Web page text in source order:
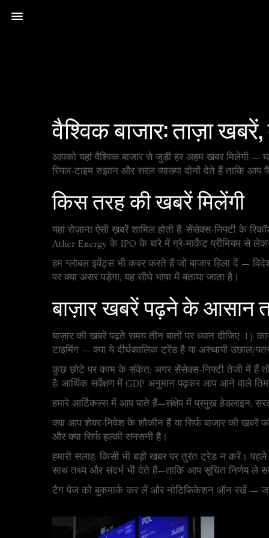
वैश्विक बाजार: ताज़ा
आपको यहां वैश्विक बाजार से जुड़ी हर अहम खबर मिलेगी —
रियल‑टाइम रुझान और सरल व्याख्या दोनों देते हैं ताकि
किस तरह की खबरें मिलेंगी
यहां रोज़ाना ऐसी ख़बरें शामिल होती हैं: सेंसेक्स‑निफ्टी के
Ather Energy के IPO के बारे में ग्रे‑मार्केट प्रीमियम से
हम ग्लोबल इवेंट्स भी कवर करते हैं जो बाजार हिला दें —
पर क्या असर पड़ेगा, यह सीधे भाषा में बताया जाता है।
बाज़ार खबरें पढ़ने के आसान
बाज़ार की खबरें पढ़ते समय तीन बातों पर ध्यान दीजिए: 1)
टाइमिंग — क्या ये दीर्घकालिक ट्रेंड है या अस्थायी उछाल/
कुछ छोटे पर काम के संकेत: अगर सेंसेक्स‑निफ्टी तेजी में हैं तो
है; आर्थिक सर्वेक्षण में GDP अनुमान पढ़कर आप आने वाले
हमारे आर्टिकल्स में आप पाते हैं—संक्षेप में प्रमुख हेडलाइन,
क्या आप शेयर‑निवेश के शौकीन हैं या सिर्फ बाजार की
और क्या सिर्फ हल्की सनसनी है।
हमारी सलाह: किसी भी बड़ी खबर पर तुरंत ट्रेड न करें।
साथ तथ्य और संदर्भ भी देते हैं—ताकि आप सूचित निर्णय ले
टैग पेज को बुकमार्क कर लें और नोटिफिकेशन ऑन रखें — जब